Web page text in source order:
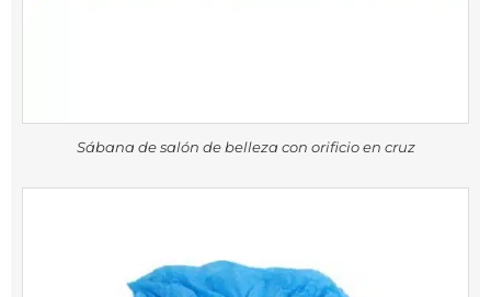
Sábana de salón de belleza con orificio en cruz